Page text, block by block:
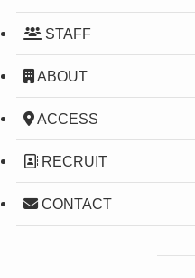
STAFF
ABOUT
ACCESS
RECRUIT
CONTACT